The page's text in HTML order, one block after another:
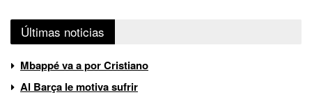
Últimas noticias
Mbappé va a por Cristiano
Al Barça le motiva sufrir